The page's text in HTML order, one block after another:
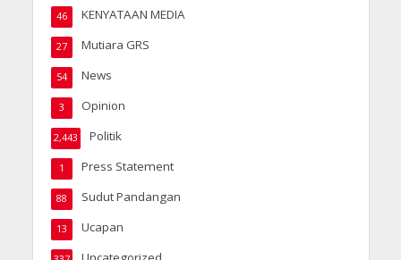
KENYATAAN MEDIA
46
Mutiara GRS
27
News
54
Opinion
3
Politik
2,443
Press Statement
1
Sudut Pandangan
88
Ucapan
13